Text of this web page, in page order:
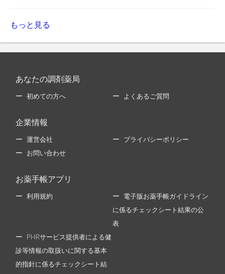
もっと見る
あなたの調剤薬局
初めての方へ よくあるご質問
企業情報
運営会社 プライバシーポリシー
お問い合わせ
お薬手帳アプリ
利用規約 電子版お薬手帳ガイドライン
に係るチェックシート結果の公
表
PHRサービス提供者による健
診等情報の取扱いに関する基本
的指針に係るチェックシート結